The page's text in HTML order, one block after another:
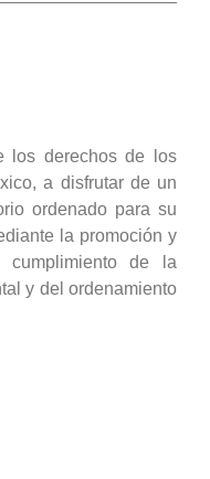
los derechos de los
a disfrutar de un
ordenado para su
la promoción y
de la
y del ordenamiento